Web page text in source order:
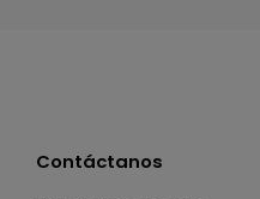
Contáctanos